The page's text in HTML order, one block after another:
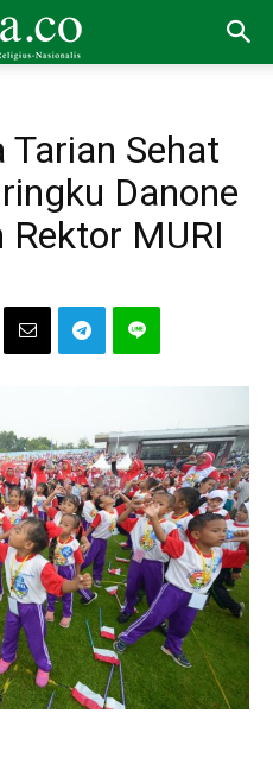
Tarian Sehat
Danone
Rektor MURI